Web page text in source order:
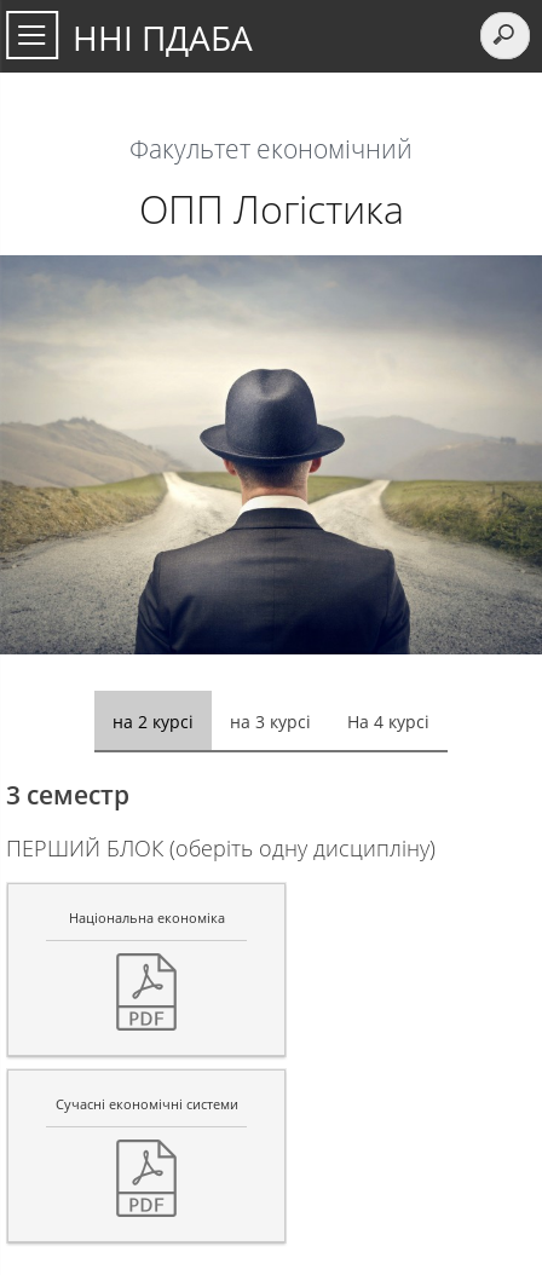
ННІ ПДАБА
Факультет економічний
ОПП Логістика
на 2 курсі на 3 курсі На 4 курсі
3 семестр
ПЕРШИЙ БЛОК (оберіть одну дисципліну)
Національна економіка
Сучасні економічні системи